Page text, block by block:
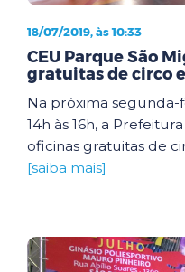
18/07/2019, às 10:33
CEU Parque São
gratuitas de circo
Na próxima segunda-
14h às 16h, a
oficinas gratuitas de
[saiba mais]